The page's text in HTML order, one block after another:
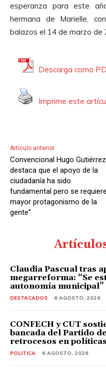
esperanza para este
hermana de Marielle,
balazos el 14 de marzo de
Descarga como
Imprime este
Artículo anterior
Convencional Hugo Gutiérrez
destaca que el apoyo de la
ciudadanía ha sido
fundamental pero se requiere
mayor protagonismo de la
gente”
Claudia Pascual tras
megarreforma: “Se
autonomía municipal”
DESTACADOS 6 AGOSTO, 2026
CONFECH y CUT
bancada del Partido
retrocesos en
POLITICA 6 AGOSTO, 2026